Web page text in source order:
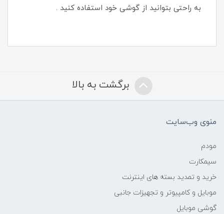
به راحتی بتوانید از گوشی خود استفاده کنید .
برگشت به بالا
منوی وب‌سایت
مودم
سیمکارت
خرید و تمدید بسته های اینترنت
موبایل و کامپیوتر و تجهیزات جانبی
گوشی موبایل